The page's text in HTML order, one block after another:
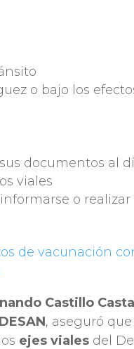
o bajo los
documentos al
viales
o
de vacunación
Castillo
, aseguró
ejes viales del